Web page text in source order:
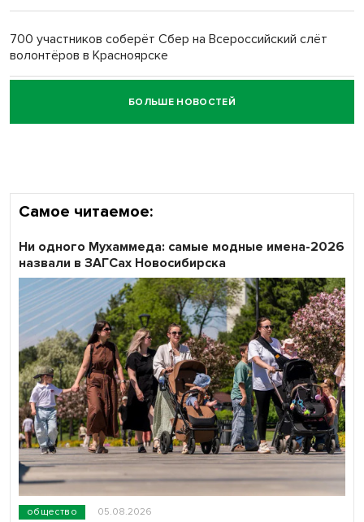
700 участников соберёт Сбер на Всероссийский слёт
волонтёров в Красноярске
Честный выбор: видеонаблюдение обеспечит
объективность результатов ЕДГ в Новосибирской
БОЛЬШЕ НОВОСТЕЙ
Самое читаемое:
общество 05.08.2026
Ни одного Мухаммеда: самые модные имена-2026
назвали в ЗАГСах Новосибирска